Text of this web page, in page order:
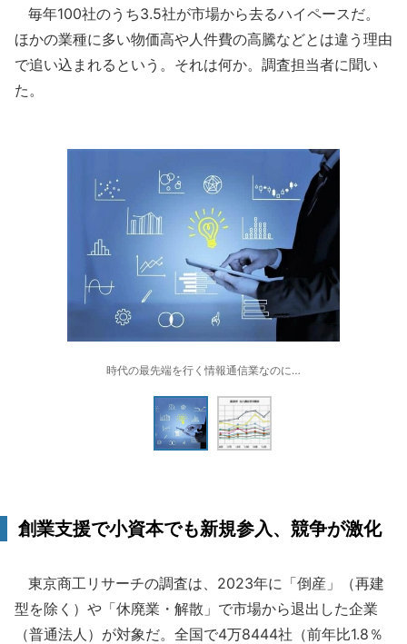
毎年100社のうち3.5社が市場から去るハイペースだ。
ほかの業種に多い物価高や人件費の高騰などとは違う理由
で追い込まれるという。それは何か。調査担当者に聞い
た。
時代の最先端を行く情報通信業なのに…
創業支援で小資本でも新規参入、競争が激化
東京商工リサーチの調査は、2023年に「倒産」（再建
型を除く）や「休廃業・解散」で市場から退出した企業
（普通法人）が対象だ。全国で4万8444社（前年比1.8％